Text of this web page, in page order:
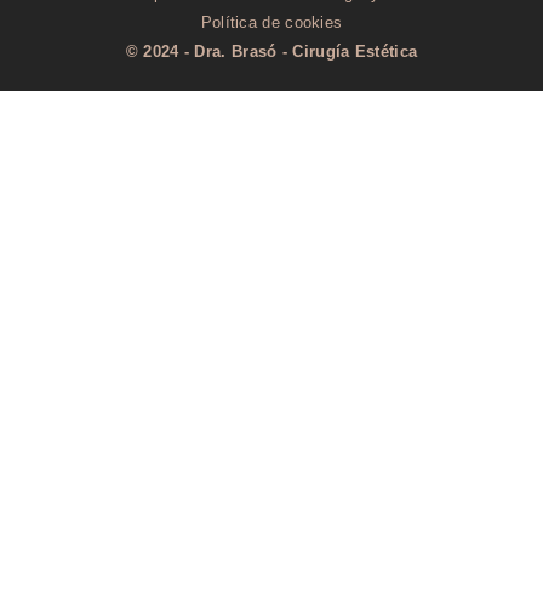
Política de cookies
© 2024 - Dra. Brasó - Cirugía Estética